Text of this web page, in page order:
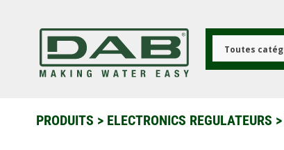
Toutes
PRODUITS > ELECTRONICS REGULATEURS >